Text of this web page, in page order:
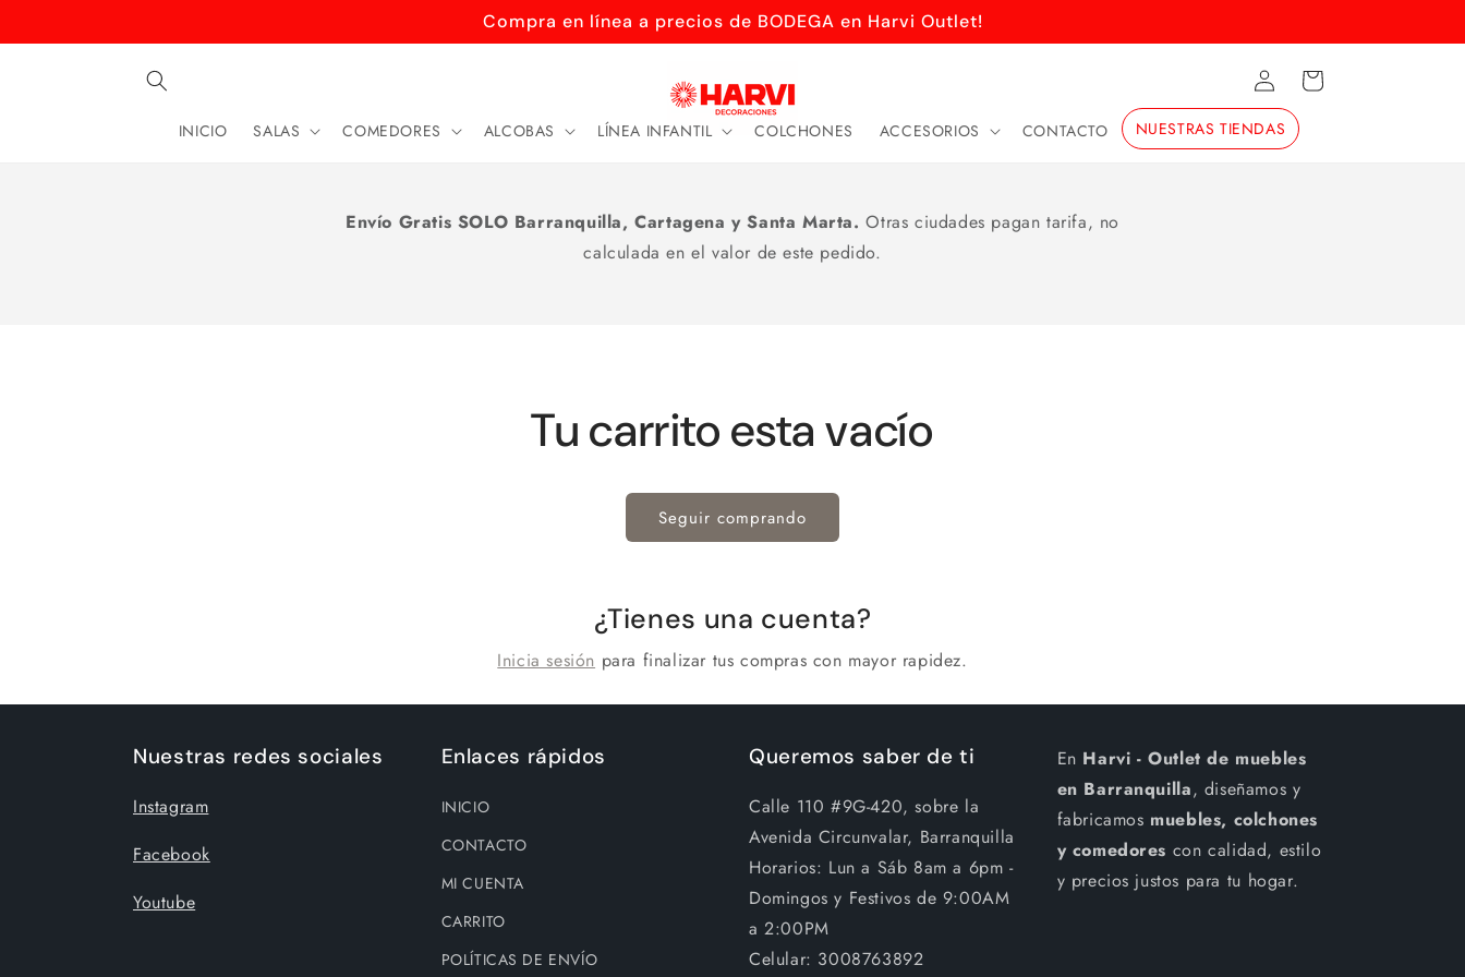
al contenido
Compra en línea a precios de BODEGA en Harvi Outlet!
INICIO SALAS COMEDORES ALCOBAS LÍNEA INFANTIL COLCHONES ACCESORIOS CONTACTO NUESTRAS TIENDAS
Iniciar
sesión
Carrito
Envío Gratis SOLO Barranquilla, Cartagena y Santa Marta. Otras ciudades pagan tarifa, no
calculada en el valor de este pedido.
Tu carrito esta vacío
Seguir comprando
¿Tienes una cuenta?
Inicia sesión para finalizar tus compras con mayor rapidez.
Nuestras redes sociales
Instagram
Facebook
Youtube
Enlaces rápidos
INICIO
CONTACTO
MI CUENTA
CARRITO
POLÍTICAS DE ENVÍO
Queremos saber de ti
Calle 110 #9G-420, sobre la
Avenida Circunvalar, Barranquilla
Horarios: Lun a Sáb 8am a 6pm -
Domingos y Festivos de 9:00AM
a 2:00PM
Celular: 3008763892
En Harvi - Outlet de muebles
en Barranquilla, diseñamos y
fabricamos muebles, colchones
y comedores con calidad, estilo
y precios justos para tu hogar.